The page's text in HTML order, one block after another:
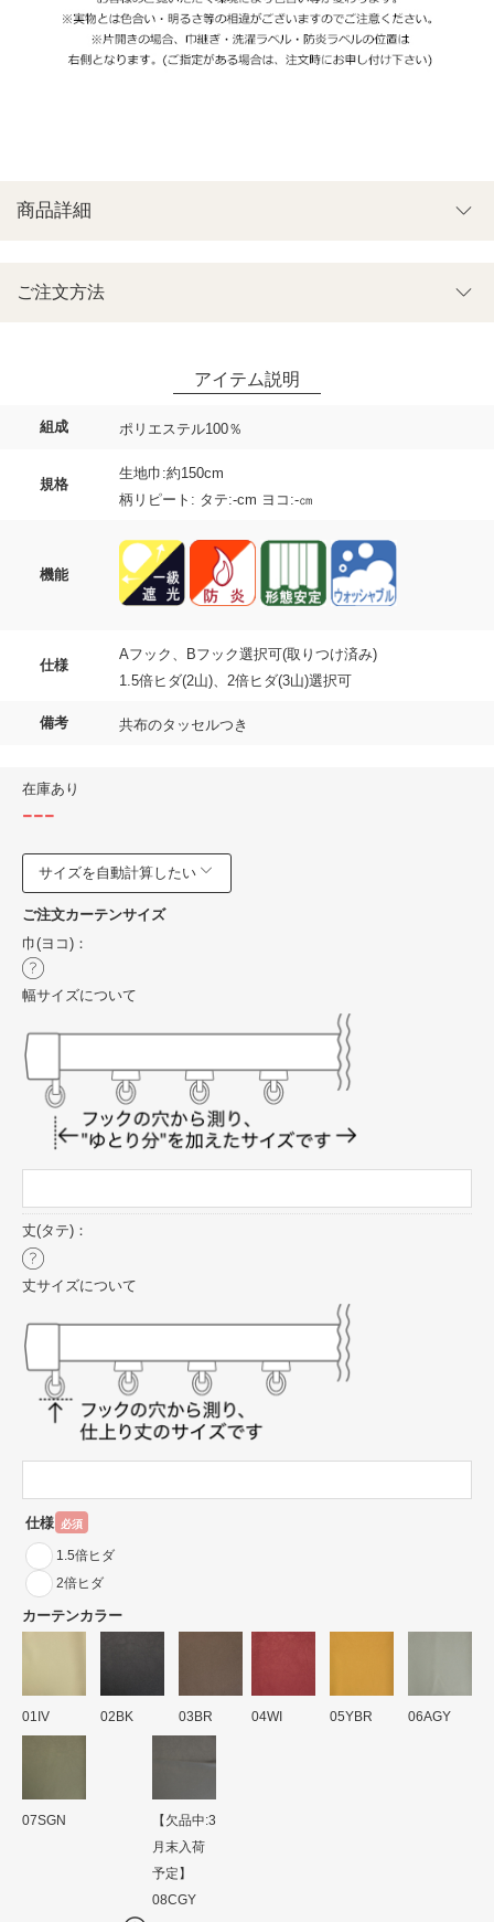
組成 ポリエステル100％
規格
生地巾:約150cm
柄リピート: タテ:-cm ヨコ:-㎝
機能
仕様
Aフック、Bフック選択可(取りつけ済み)
1.5倍ヒダ(2山)、2倍ヒダ(3山)選択可
備考 共布のタッセルつき
在庫あり
---
サイズを自動計算したい
ご注文カーテンサイズ
巾(ヨコ)：
幅サイズについて
丈(タテ)：
丈サイズについて
仕様 必須
1.5倍ヒダ
2倍ヒダ
カーテンカラー
01IV 02BK 03BR 04WI 05YBR 06AGY
07SGN
【欠品中:3
月末入荷
予定】
08CGY
ご注文方法
商品詳細